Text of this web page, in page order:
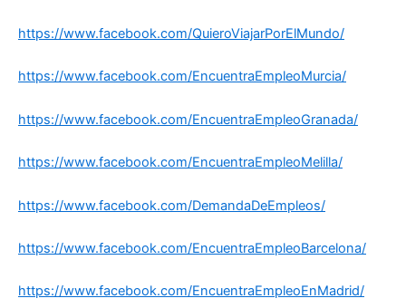
https://www.facebook.com/QuieroViajarPorElMundo/
https://www.facebook.com/EncuentraEmpleoMurcia/
https://www.facebook.com/EncuentraEmpleoGranada/
https://www.facebook.com/EncuentraEmpleoMelilla/
https://www.facebook.com/DemandaDeEmpleos/
https://www.facebook.com/EncuentraEmpleoBarcelona/
https://www.facebook.com/EncuentraEmpleoEnMadrid/